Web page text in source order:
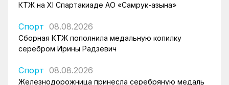
КТЖ на XI Спартакиаде АО «Самрук-Қазына»
Спорт 08.08.2026
Сборная КТЖ пополнила медальную копилку
серебром Ирины Радзевич
Спорт 08.08.2026
Железнодорожница принесла серебряную медаль